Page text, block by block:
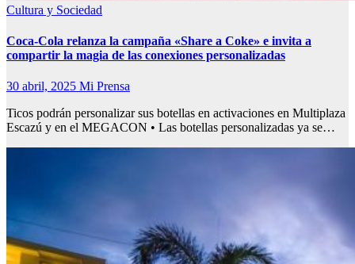
Cultura y Sociedad
Coca-Cola relanza la campaña «Share a Coke» e invita a
compartir la magia de las conexiones personalizadas
30 abril, 2025 Mi Prensa
Ticos podrán personalizar sus botellas en activaciones en Multiplaza
Escazú y en el MEGACON • Las botellas personalizadas ya se…